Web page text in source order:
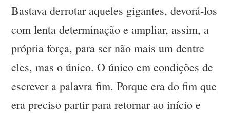
Bastava derrotar aqueles gigantes, devorá-los
com lenta determinação e ampliar, assim, a
própria força, para ser não mais um dentre
eles, mas o único. O único em condições de
escrever a palavra fim. Porque era do fim que
era preciso partir para retornar ao início e